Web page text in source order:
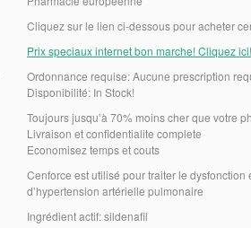
Cliquez sur le lien ci-dessous pour acheter
Prix speciaux internet bon marche! Cliquez ici!
Ordonnance requise: Aucune prescription
Disponibilité: In Stock!
Toujours jusqu’à 70% moins cher que votre
Livraison et confidentialite complete
Economisez temps et couts
Cenforce est utilisé pour traiter le
d’hypertension artérielle pulmonaire
Ingrédient actif: sildenafil